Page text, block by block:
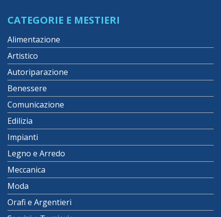
CATEGORIE E MESTIERI
Alimentazione
Artistico
Autoriparazione
Benessere
Comunicazione
Edilizia
Impianti
Legno e Arredo
Meccanica
Moda
Orafi e Argentieri